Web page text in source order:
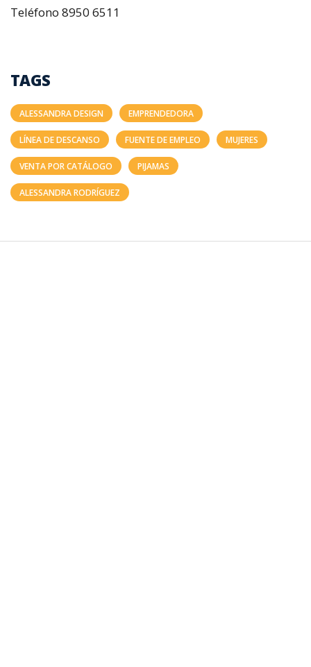
Teléfono 8950 6511
TAGS
ALESSANDRA DESIGN EMPRENDEDORA
LÍNEA DE DESCANSO FUENTE DE EMPLEO MUJERES
VENTA POR CATÁLOGO PIJAMAS
ALESSANDRA RODRÍGUEZ